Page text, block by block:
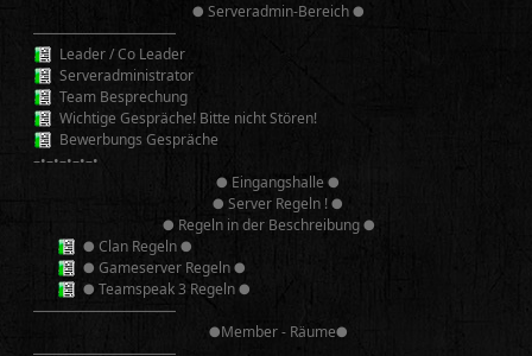
● Serveradmin-Bereich ●
──────────
Leader / Co Leader
Serveradministrator
Team Besprechung
Wichtige Gespräche! Bitte nicht Stören!
Bewerbungs Gespräche
–•–•–•–•–•
● Eingangshalle ●
● Server Regeln ! ●
● Regeln in der Beschreibung ●
● Clan Regeln ●
● Gameserver Regeln ●
● Teamspeak 3 Regeln ●
──────────
●Member - Räume●